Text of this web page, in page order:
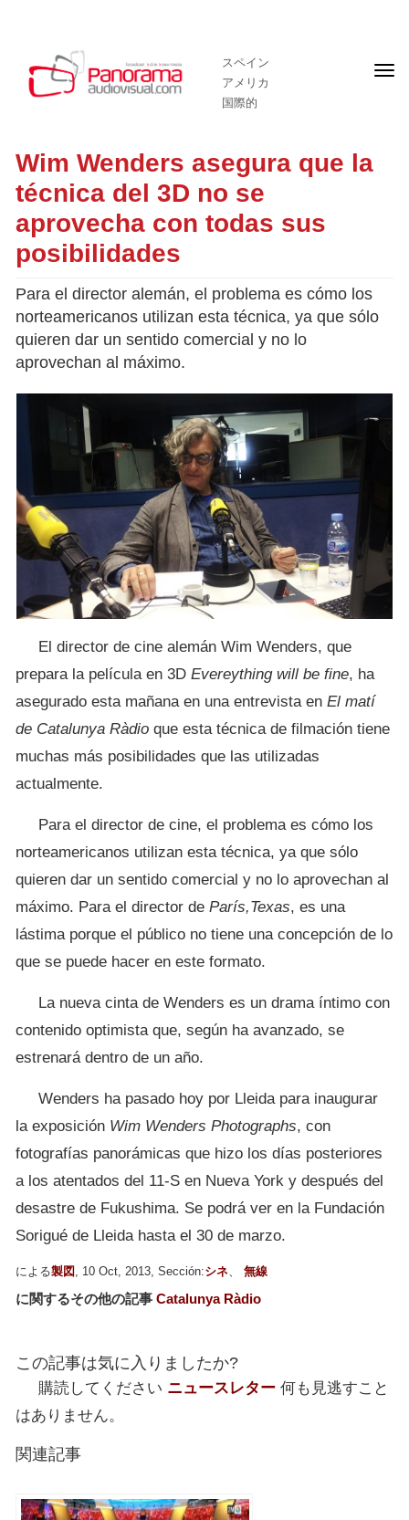
スペイン
アメリカ
国際的
フ
Wim Wenders asegura que la
técnica del 3D no se
aprovecha con todas sus
posibilidades
Para el director alemán, el problema es cómo los
norteamericanos utilizan esta técnica, ya que sólo
quieren dar un sentido comercial y no lo
aprovechan al máximo.
El director de cine alemán Wim Wenders, que
prepara la película en 3D Evereything will be fine, ha
asegurado esta mañana en una entrevista en El matí
de Catalunya Ràdio que esta técnica de filmación tiene
muchas más posibilidades que las utilizadas
actualmente.
Para el director de cine, el problema es cómo los
norteamericanos utilizan esta técnica, ya que sólo
quieren dar un sentido comercial y no lo aprovechan al
máximo. Para el director de París,Texas, es una
lástima porque el público no tiene una concepción de lo
que se puede hacer en este formato.
La nueva cinta de Wenders es un drama íntimo con
contenido optimista que, según ha avanzado, se
estrenará dentro de un año.
Wenders ha pasado hoy por Lleida para inaugurar
la exposición Wim Wenders Photographs, con
fotografías panorámicas que hizo los días posteriores
a los atentados del 11-S en Nueva York y después del
desastre de Fukushima. Se podrá ver en la Fundación
Sorigué de Lleida hasta el 30 de marzo.
による製図 , 10 Oct, 2013, Sección:シネ、 無線
に関するその他の記事 Catalunya Ràdio
この記事は気に入りましたか?
購読してください ニュースレター 何も見逃すこと
はありません。
関連記事